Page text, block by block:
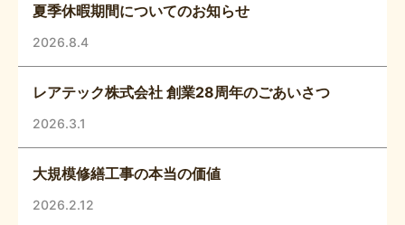
夏季休暇期間についてのお知らせ
2026.8.4
レアテック株式会社 創業28周年のごあいさつ
2026.3.1
大規模修繕工事の本当の価値
2026.2.12